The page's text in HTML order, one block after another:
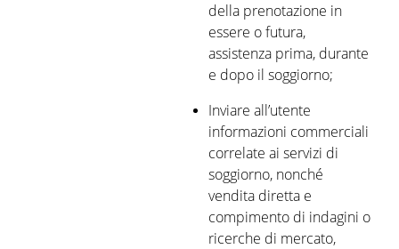
della prenotazione in
essere o futura,
assistenza prima, durante
e dopo il soggiorno;
Inviare all’utente
informazioni commerciali
correlate ai servizi di
soggiorno, nonché
vendita diretta e
compimento di indagini o
ricerche di mercato,